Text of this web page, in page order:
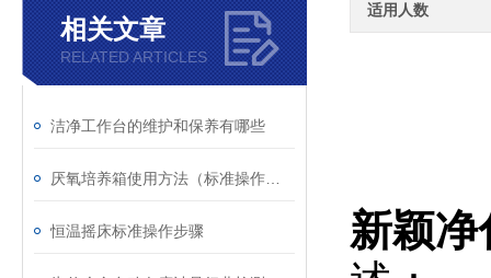
相关文章
RELATED ARTICLES
洁净工作台的维护和保养有哪些
恒温摇床标准操作步骤
适用人数
新颖